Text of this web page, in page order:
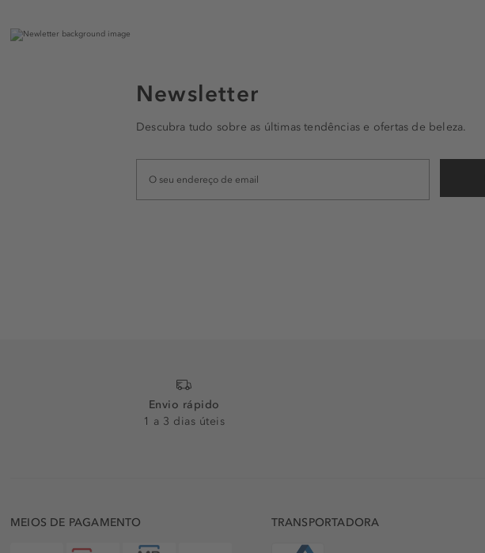
Newsletter
Descubra tudo sobre as últimas tendências e ofertas de beleza.
Envio rápido
1 a 3 dias úteis
MEIOS DE PAGAMENTO TRANSPORTADORA